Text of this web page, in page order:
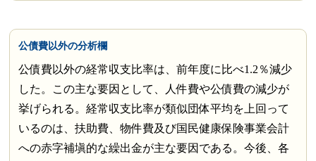
公債費以外の分析欄
公債費以外の経常収支比率は、前年度に比べ1.2％減少
した。この主な要因として、人件費や公債費の減少が
挙げられる。経常収支比率が類似団体平均を上回って
いるのは、扶助費、物件費及び国民健康保険事業会計
への赤字補塡的な繰出金が主な要因である。今後、各